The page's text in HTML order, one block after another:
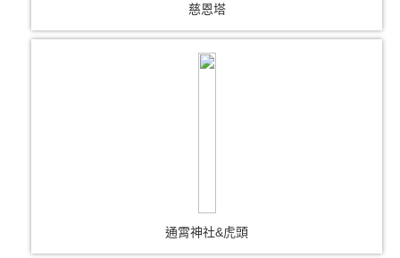
慈恩塔
通霄神社&虎頭